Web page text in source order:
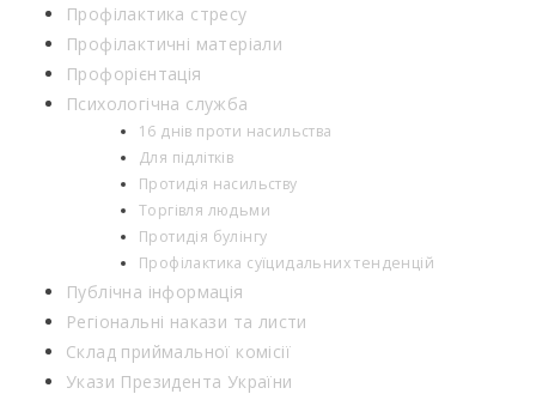
Профілактика стресу
Профілактичні матеріали
Профорієнтація
Психологічна служба
16 днів проти насильства
Для підлітків
Протидія насильству
Торгівля людьми
Протидія булінгу
Профілактика суїцидальних тенденцій
Публічна інформація
Регіональні накази та листи
Склад приймальної комісії
Укази Президента України